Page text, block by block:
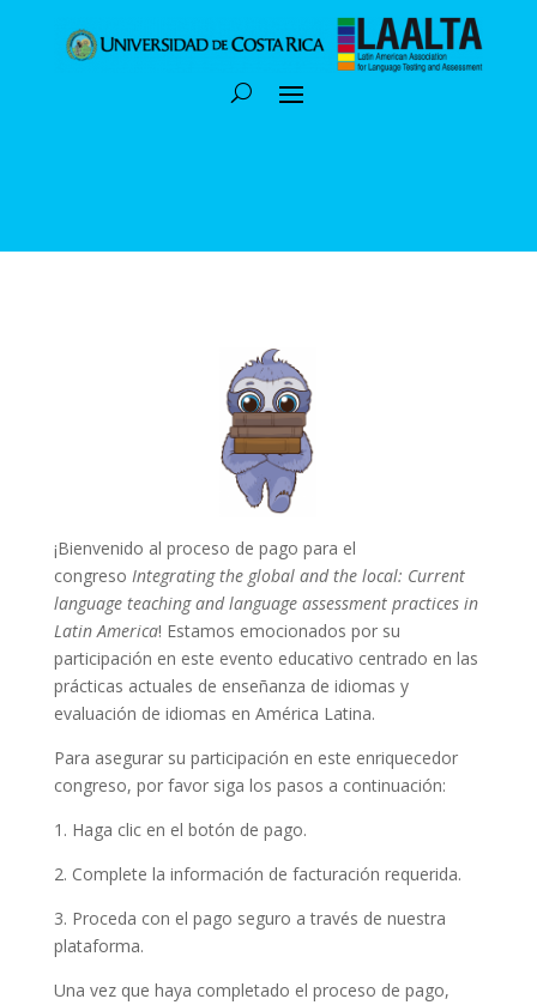
¡Bienvenido al proceso de pago para el
congreso Integrating the global and the local: Current
language teaching and language assessment practices in
Latin America! Estamos emocionados por su
participación en este evento educativo centrado en las
prácticas actuales de enseñanza de idiomas y
evaluación de idiomas en América Latina.
Para asegurar su participación en este enriquecedor
congreso, por favor siga los pasos a continuación:
1. Haga clic en el botón de pago.
2. Complete la información de facturación requerida.
3. Proceda con el pago seguro a través de nuestra
plataforma.
Una vez que haya completado el proceso de pago,